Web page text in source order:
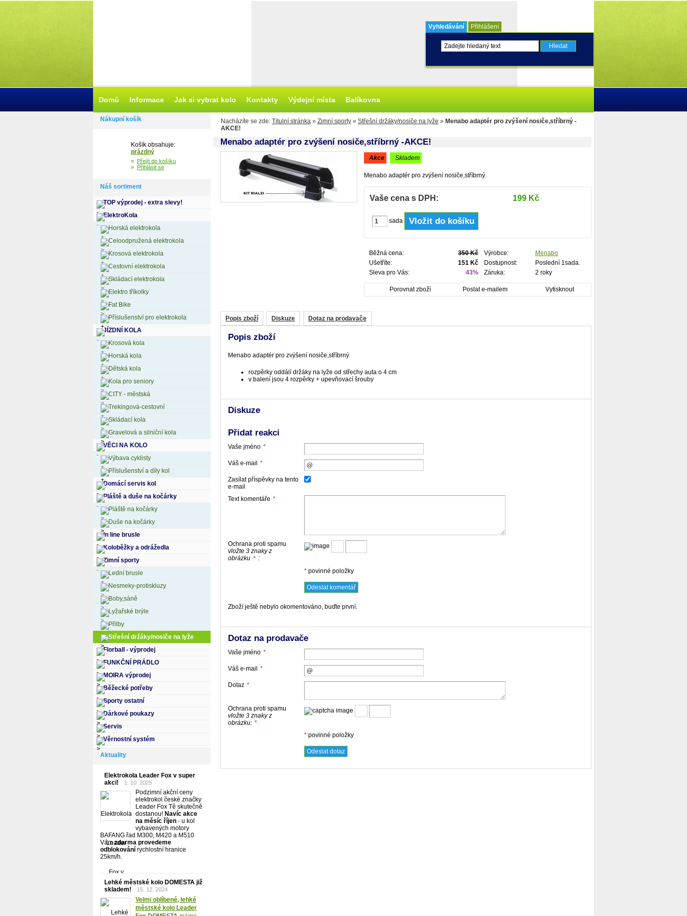
Nacházíte se zde: Titulní stránka » Zimní sporty » Střešní držáky/nosiče na lyže » Menabo adaptér pro zvýšení nosiče,stříbrný -
AKCE!
Menabo adaptér pro zvýšení nosiče,stříbrný -AKCE!
akce skladem
Menabo adaptér pro zvýšení nosiče,stříbrný.
Vaše cena s DPH: 199 Kč
sada
Běžná cena:
350 Kč
Ušetříte:
151 Kč
Sleva pro Vás:
43%
Výrobce:
Menabo
Dostupnost:
Poslední 1sada.
Záruka:
2 roky
Porovnat zboží Poslat e-mailem Vytisknout
Popis zboží Diskuze Dotaz na prodavače
Popis zboží
Menabo adaptér pro zvýšení nosiče,stříbrný
rozpěrky oddálí držáky na lyže od střechy auta o 4 cm
v balení jsou 4 rozpěrky + upevňovací šrouby
Diskuze
Přidat reakci
Vaše jméno *
Váš e-mail *
Zasílat příspěvky na tento
e-mail
Text komentáře *
Ochrana proti spamu
vložte 3 znaky z
obrázku * :
* povinné položky
Zboží ještě nebylo okomentováno, buďte první.
Dotaz na prodavače
Vaše jméno *
Váš e-mail *
Dotaz *
Ochrana proti spamu
vložte 3 znaky z
obrázku: *
* povinné položky
Nákupní košík
Košík obsahuje:
prázdný
» Přejít do košíku
» Přihlásit se
Náš sortiment
TOP výprodej - extra slevy!
ElektroKola
Horská elektrokola
Celoodpružená elektrokola
Krosová elektrokola
Cestovní elektrokola
Skládací elektrokola
Elektro tříkolky
Fat Bike
Příslušenství pro elektrokola
JÍZDNÍ KOLA
Krosová kola
Horská kola
Dětská kola
Kola pro seniory
CITY - městská
Trekingová-cestovní
Skládací kola
Gravelová a silniční kola
VĚCI NA KOLO
Výbava cyklisty
Příslušenství a díly kol
Domácí servis kol
Pláště a duše na kočárky
Pláště na kočárky
Duše na kočárky
In line brusle
Koloběžky a odrážedla
Zimní sporty
Lední brusle
Nesmeky-protiskluzy
Boby,sáně
Lyžařské brýle
Přilby
Střešní držáky/nosiče na lyže
Florball - výprodej
FUNKČNÍ PRÁDLO
MOIRA výprodej
Běžecké potřeby
Sporty ostatní
Dárkové poukazy
Servis
Věrnostní systém
Aktuality
Elektrokola Leader Fox v super
akci!
1. 10. 2025
Podzimní akční ceny
elektrokol české značky
Leader Fox Tě skutečně
dostanou! Navíc akce
na měsíc říjen - u kol
vybavených motory
BAFANG řad M300, M420 a M510
Vámzdarma provedeme
odblokování rychlostní hranice
25km/h.
Lehké městské kolo DOMESTA již
skladem!
15. 12. 2024
Velmi oblíbené, lehké
městské kolo Leader
Vyhledávání Přihlášení
Domů Informace Jak si vybrat kolo Kontakty Výdejní místa Balíkovna